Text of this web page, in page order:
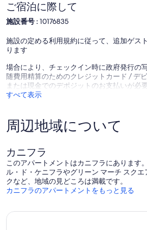
口
ミ)
の
口
ミ
ご宿泊に際して
施設番号 : 10176835
施設の定める利用規約に従って、追加ゲス
ります
場合により、チェックイン時に政府発行の
随費用精算のためのクレジットカード / デ
または現金でのデポジットのお支払いが必
すべて表示
周辺地域について
カニフラ
このアパートメントはカニフラにあります
ル・ド・ケニフラやグリーン マーチ スクエ
クなど、地域の見どころは満載です。
カニフラのアパートメントをもっと見る